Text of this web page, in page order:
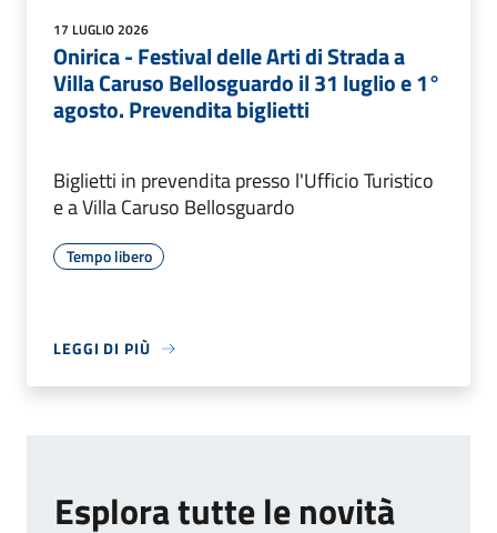
17 LUGLIO 2026
Onirica - Festival delle Arti di Strada a
Villa Caruso Bellosguardo il 31 luglio e 1°
agosto. Prevendita biglietti
Biglietti in prevendita presso l'Ufficio Turistico
e a Villa Caruso Bellosguardo
Tempo libero
LEGGI DI PIÙ
Esplora tutte le novità